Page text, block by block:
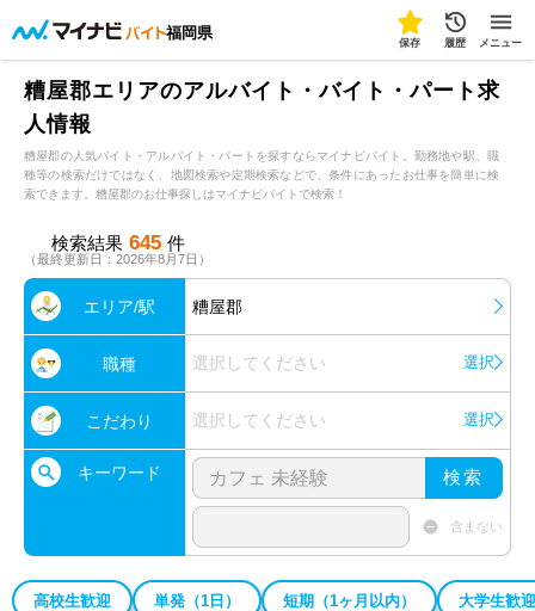
福岡県
保存 履歴 メニュー
糟屋郡エリアのアルバイト・バイト・パート求
人情報
糟屋郡の人気バイト・アルバイト・パートを探すならマイナビバイト。勤務地や駅、職
種等の検索だけではなく、地図検索や定期検索などで、条件にあったお仕事を簡単に検
索できます。糟屋郡のお仕事探しはマイナビバイトで検索！
検索結果 645 件
（最終更新日：2026年8月7日）
エリア/駅 糟屋郡
職種 選択してください 選択
こだわり 選択してください 選択
キーワード 検索
含まない
高校生歓迎 単発（1日） 短期（1ヶ月以内） 大学生歓迎